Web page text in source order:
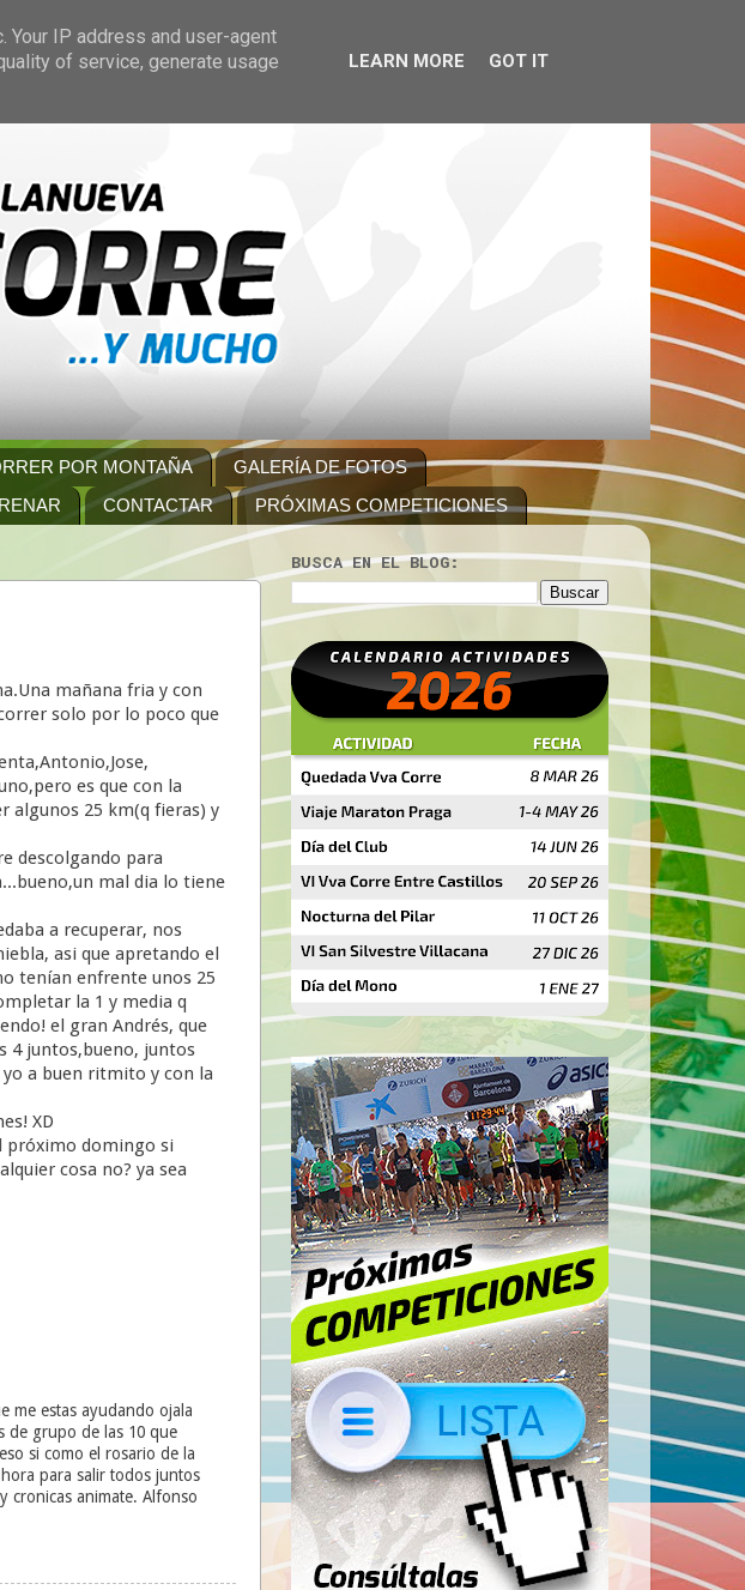
POR MONTAÑA
GALERÍA DE FOTOS
CONTACTAR PRÓXIMAS COMPETICIONES
mañana fria y con
solo por lo poco que
es que con la
algunos 25 km(q fieras) y
descolgando para
mal dia lo tiene
a recuperar, nos
asi que apretando el
tenían enfrente unos 25
la 1 y media q
el gran Andrés, que
4 juntos,bueno, juntos
yo a buen ritmito y con la
XD
próximo domingo si
cosa no? ya sea
me estas ayudando ojala
de grupo de las 10 que
si como el rosario de la
para salir todos juntos
cronicas animate. Alfonso
BUSCA EN EL BLOG:
IP address and user-agent
of service, generate usage
LEARN MORE GOT IT